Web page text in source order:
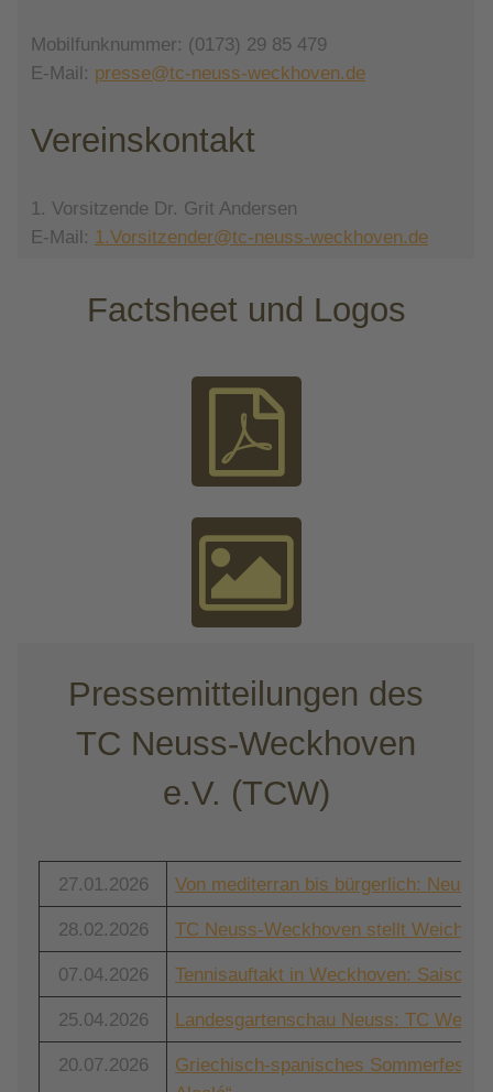
Mobilfunknummer: (0173) 29 85 479
E-Mail: presse@tc-neuss-weckhoven.de
Vereinskontakt
1. Vorsitzende Dr. Grit Andersen
E-Mail: 1.Vorsitzender@tc-neuss-weckhoven.de
Factsheet und Logos
Pressemitteilungen des
TC Neuss-Weckhoven
e.V. (TCW)
27.01.2026 Von mediterran bis bürgerlich: Neue
28.02.2026 TC Neuss-Weckhoven stellt Weichen
07.04.2026 Tennisauftakt in Weckhoven:
25.04.2026 Landesgartenschau Neuss: TC
20.07.2026
Griechisch-spanisches Sommerfest